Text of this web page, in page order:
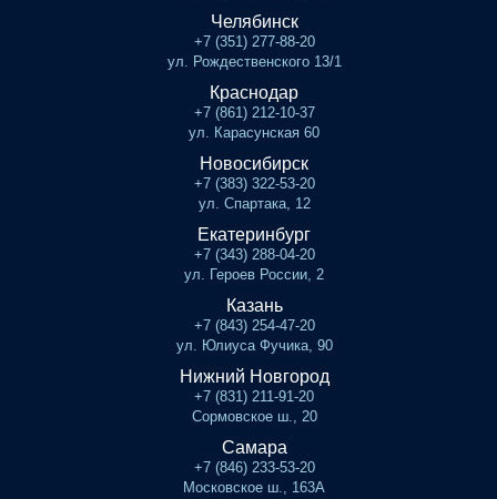
Челябинск
+7 (351) 277-88-20
ул. Рождественского 13/1
Краснодар
+7 (861) 212-10-37
ул. Карасунская 60
Новосибирск
+7 (383) 322-53-20
ул. Спартака, 12
Екатеринбург
+7 (343) 288-04-20
ул. Героев России, 2
Казань
+7 (843) 254-47-20
ул. Юлиуса Фучика, 90
Нижний Новгород
+7 (831) 211-91-20
Сормовское ш., 20
Самара
+7 (846) 233-53-20
Московское ш., 163А